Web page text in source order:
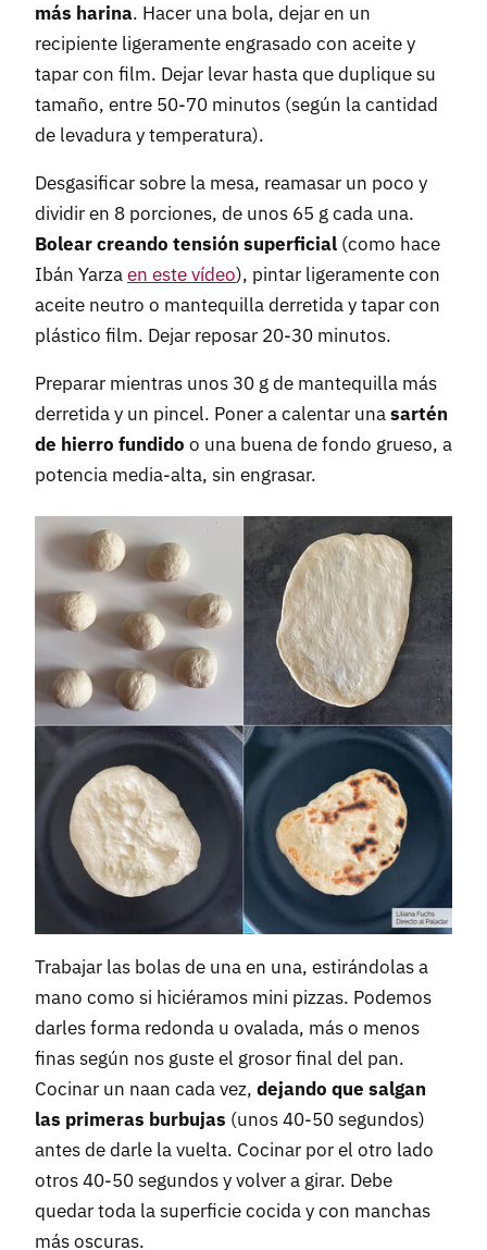
más harina. Hacer una bola, dejar en un
recipiente ligeramente engrasado con aceite y
tapar con film. Dejar levar hasta que duplique su
tamaño, entre 50-70 minutos (según la cantidad
de levadura y temperatura).
Desgasificar sobre la mesa, reamasar un poco y
dividir en 8 porciones, de unos 65 g cada una.
Bolear creando tensión superficial (como hace
Ibán Yarzaen este vídeo), pintar ligeramente con
aceite neutro o mantequilla derretida y tapar con
plástico film. Dejar reposar 20-30 minutos.
Preparar mientras unos 30 g de mantequilla más
derretida y un pincel. Poner a calentar unasartén
de hierro fundido o una buena de fondo grueso, a
potencia media-alta, sin engrasar.
Trabajar las bolas de una en una, estirándolas a
mano como si hiciéramos mini pizzas. Podemos
darles forma redonda u ovalada, más o menos
finas según nos guste el grosor final del pan.
Cocinar un naan cada vez, dejando que salgan
las primeras burbujas (unos 40-50 segundos)
antes de darle la vuelta. Cocinar por el otro lado
otros 40-50 segundos y volver a girar. Debe
quedar toda la superficie cocida y con manchas
más oscuras.